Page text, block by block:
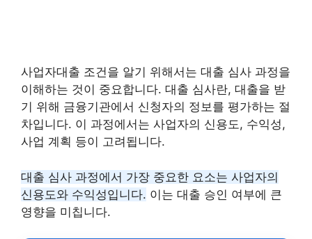
사업자대출 조건을 알기 위해서는 대출 심사 과정을
이해하는 것이 중요합니다. 대출 심사란, 대출을 받
기 위해 금융기관에서 신청자의 정보를 평가하는 절
차입니다. 이 과정에서는 사업자의 신용도, 수익성,
사업 계획 등이 고려됩니다.
대출 심사 과정에서 가장 중요한 요소는 사업자의
신용도와 수익성입니다. 이는 대출 승인 여부에 큰
영향을 미칩니다.